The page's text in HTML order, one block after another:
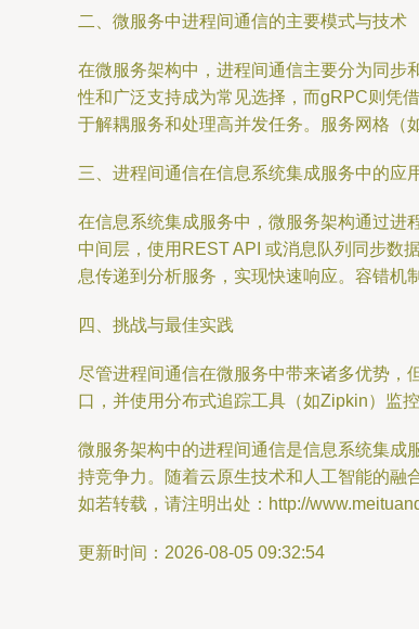
二、微服务中进程间通信的主要模式与技术
在微服务架构中，进程间通信主要分为同步
性和广泛支持成为常见选择，而gRPC则凭
于解耦服务和处理高并发任务。服务网格（
三、进程间通信在信息系统集成服务中的应
在信息系统集成服务中，微服务架构通过进
中间层，使用REST API 或消息队列同步数
息传递到分析服务，实现快速响应。容错机
四、挑战与最佳实践
尽管进程间通信在微服务中带来诸多优势，
口，并使用分布式追踪工具（如Zipkin）监
微服务架构中的进程间通信是信息系统集成
持竞争力。随着云原生技术和人工智能的融
如若转载，请注明出处：http://
更新时间：2026-08-05 09:32:54